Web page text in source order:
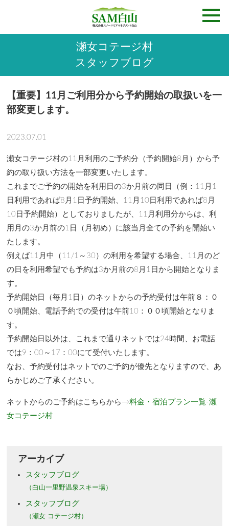
瀬女コテージ村
スタッフブログ
【重要】11月ご利用分から予約開始の取扱いを一
部変更します。
2023.07.01
瀬女コテージ村の11月利用のご予約分（予約開始8月）から予
約の取り扱い方法を一部変更いたします。
これまでご予約の開始を利用日の3か月前の同日（例：11月1
日利用であれば8月1日予約開始、11月10日利用であれば8月
10日予約開始）としておりましたが、11月利用分からは、利
用月の3か月前の1日（月初め）に該当月全ての予約を開始い
たします。
例えば11月中（11/1～30）の利用を希望する場合、11月のど
の日を利用希望でも予約は3か月前の8月1日から開始となりま
す。
予約開始日（毎月1日）のネットからの予約受付は午前８：０
０頃開始、電話予約での受付は午前10：００頃開始となりま
す。
予約開始日以外は、これまで通りネットでは24時間、お電話
では9：00～17：00にて受付いたします。
なお、予約受付はネットでのご予約が優先となりますので、あ
らかじめご了承ください。
ネットからのご予約はこちらから→料金・宿泊プラン一覧-瀬
女コテージ村
アーカイブ
スタッフブログ
（白山一里野温泉スキー場）
スタッフブログ
（瀬女 コテージ村）